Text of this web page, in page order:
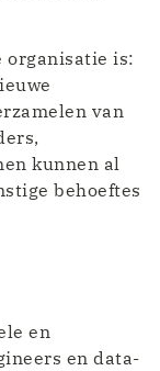
organisatie is:
van
kunnen al
behoeftes
en
en data-